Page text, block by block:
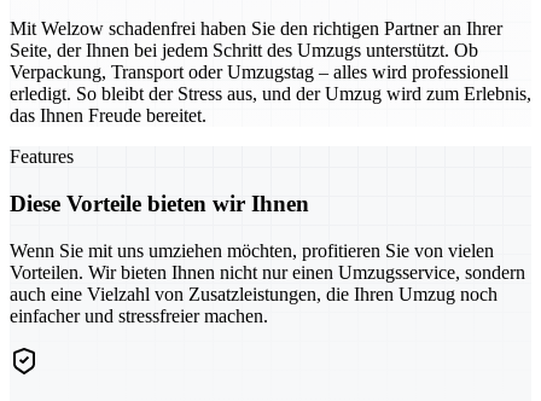
Mit Welzow schadenfrei haben Sie den richtigen Partner an Ihrer
Seite, der Ihnen bei jedem Schritt des Umzugs unterstützt. Ob
Verpackung, Transport oder Umzugstag – alles wird professionell
erledigt. So bleibt der Stress aus, und der Umzug wird zum Erlebnis,
das Ihnen Freude bereitet.
Features
Diese Vorteile bieten wir Ihnen
Wenn Sie mit uns umziehen möchten, profitieren Sie von vielen
Vorteilen. Wir bieten Ihnen nicht nur einen Umzugsservice, sondern
auch eine Vielzahl von Zusatzleistungen, die Ihren Umzug noch
einfacher und stressfreier machen.